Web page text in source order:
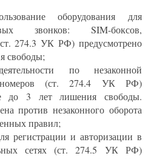
оборудования для
звонков: SIM-боксов,
274.3 УК РФ) предусмотрено
свободы;
по незаконной
номеров (ст. 274.4 УК РФ)
до 3 лет лишения свободы.
против незаконного оборота
правил;
регистрации и авторизации в
сетях (ст. 274.5 УК РФ)